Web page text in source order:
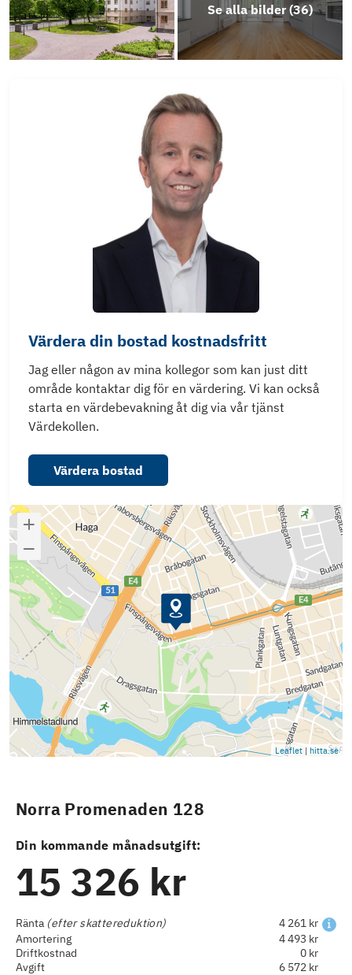
Se alla bilder (36)
Värdera din bostad kostnadsfritt
Jag eller någon av mina kollegor som kan just ditt
område kontaktar dig för en värdering. Vi kan också
starta en värdebevakning åt dig via vår tjänst
Värdekollen.
Värdera bostad
Leaflet | hitta.se
Norra Promenaden 128
Din kommande månadsutgift:
15 326 kr
Ränta (efter skattereduktion)
4 261 kr
Amortering
4 493 kr
Driftkostnad
0 kr
Avgift
6 572 kr